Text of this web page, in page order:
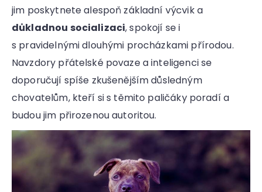
jim poskytnete alespoň základní výcvik a
důkladnou socializaci, spokojí se i
s pravidelnými dlouhými procházkami přírodou.
Navzdory přátelské povaze a inteligenci se
doporučují spíše zkušenějším důsledným
chovatelům, kteří si s těmito paličáky poradí a
budou jim přirozenou autoritou.